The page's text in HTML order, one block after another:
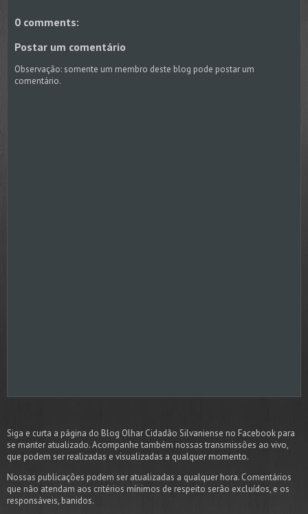
0 comments:
Postar um comentário
Observação: somente um membro deste blog pode postar um
comentário.
Siga e curta a página do Blog Olhar Cidadão Silvaniense no Facebook para
se manter atualizado. Acompanhe também nossas transmissões ao vivo,
que podem ser realizadas e visualizadas a qualquer momento.
Nossas publicações podem ser atualizadas a qualquer hora. Comentários
que não atendam aos critérios mínimos de respeito serão excluídos, e os
responsáveis, banidos.